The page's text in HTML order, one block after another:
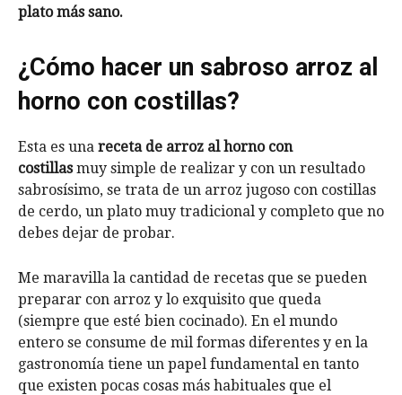
plato más sano.
¿Cómo hacer un sabroso arroz al
horno con costillas?
Esta es una receta de arroz al horno con
costillasmuy simple de realizar y con un resultado
sabrosísimo, se trata de un arroz jugoso con costillas
de cerdo, un plato muy tradicional y completo que no
debes dejar de probar.
Me maravilla la cantidad de recetas que se pueden
preparar con arroz y lo exquisito que queda
(siempre que esté bien cocinado). En el mundo
entero se consume de mil formas diferentes y en la
gastronomía tiene un papel fundamental en tanto
que existen pocas cosas más habituales que el